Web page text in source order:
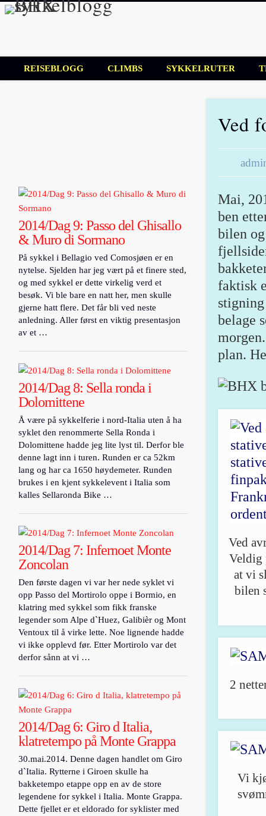
REISEBLOGG CLIMBS SYKKELRUTER
Ved
Mai,
ben
bilen
faktisk
belage
plan.
Ved
Veldig
at vi
bilen
2
Vi
2014/Dag 9: Passo del Ghisallo
& Muro di Sormano
På sykkel i Bellagio ved Comosjøen er en
nytelse. Sjelden har jeg vært på et finere sted,
og med sykkel er dette virkelig verd et
besøk. Vi ble bare en natt her, men skulle
gjerne hatt flere. Det får bli ved neste
anledning. Aller først en viktig presentasjon
av et …
2014/Dag 8: Sella ronda i
Dolomittene
Å være på sykkelferie i nord-Italia uten å ha
syklet den renommerte Sella Ronda i
Dolomittene hadde jeg lite lyst til. Derfor ble
denne lagt inn i turen. Runden er ca 52km
lang og har ca 1650 høydemeter. Runden
brukes i en kjent sykkelevent i Italia som
kalles Sellaronda Bike …
2014/Dag 7: Infernoet Monte
Zoncolan
Den første dagen vi var her nede syklet vi
opp Passo del Mortirolo oppe i Bormio, en
klatring med sykkel som fikk franske
legender som Alpe d`Huez, Galibièr og Mont
Ventoux til å virke lette. Noe lignende hadde
vi ikke opplevd før. Etter Mortirolo var det
derfor sånn at vi …
2014/Dag 6: Giro d Italia,
klatretempo på Monte Grappa
30.mai.2014. Denne dagen handlet om Giro
d`Italia. Rytterne i Giroen skulle ha
bakketempo etappe opp en av de store
legendene for sykkel i Italia. Monte Grappa.
Dette fjellet er et eldorado for syklister med